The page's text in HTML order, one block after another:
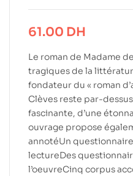
61.00 DH
Le roman de Madame
tragiques de la
fondateur du « roman
Clèves reste par-
fascinante, d’une
ouvrage propose
annotéUn
lectureDes
l’oeuvreCinq corpus